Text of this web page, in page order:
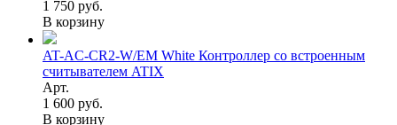
1 750 руб.
В корзину
AT-AC-CR2-W/EM White Контроллер со встроенным
считывателем ATIX
Арт.
1 600 руб.
В корзину